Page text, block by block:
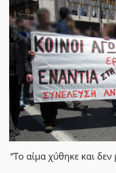
“Το αίμα χύθηκε και